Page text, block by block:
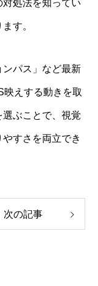
処法を知ってい
す。
ンパス」など最新
えする動きを取
ぶことで、視覚
すさを両立でき
次の記事